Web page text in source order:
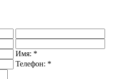
Имя: *
Телефон: *